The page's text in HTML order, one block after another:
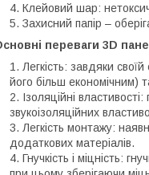
Клейовий шар:
Захисний папір –
переваги 3D
Легкість: завдяки
його більш економічним)
Ізоляційні
звукоізоляційних
Легкість монтажу:
додаткових матеріалів.
Гнучкість і міцність: